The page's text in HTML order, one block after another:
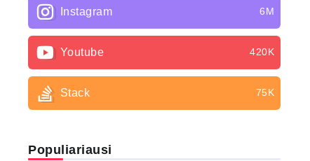
Instagram 6M
Youtube 420K
Stack 75K
Populiariausi